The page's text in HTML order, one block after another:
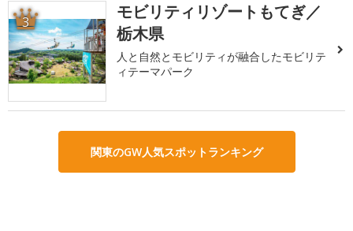
3
モビリティリゾートもてぎ／
栃木県
人と自然とモビリティが融合したモビリテ
ィテーマパーク
関東のGW人気スポットランキング